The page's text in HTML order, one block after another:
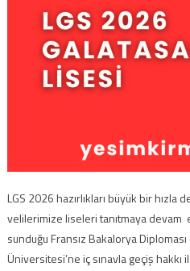
LGS 2026 hazırlıkları büyük bir hızla
velilerimize liseleri tanıtmaya devam
sunduğu Fransız Bakalorya
Üniversitesi’ne iç sınavla geçiş hakkı